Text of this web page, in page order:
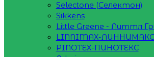
Selectone (Селектон)
Sikkens
Little Greene - Литтл
LINNIMAX-ЛИННИМАКС
PINOTEX-ПИНОТЕКС